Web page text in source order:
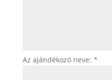
Az ajándékozó neve: *